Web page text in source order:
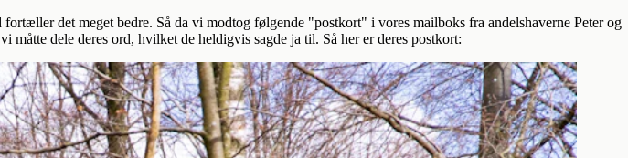
det meget bedre. Så da vi modtog følgende "postkort" i vores mailboks fra andelshaverne Peter og
måtte dele deres ord, hvilket de heldigvis sagde ja til. Så her er deres postkort: